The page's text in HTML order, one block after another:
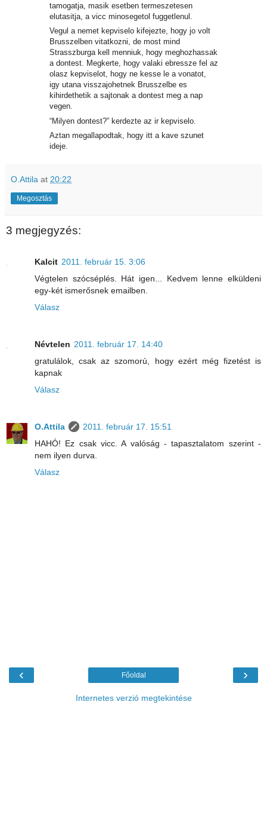
tamogatja, masik esetben termeszetesen
elutasitja, a vicc minosegetol fuggetlenul.
Vegul a nemet kepviselo kifejezte, hogy jo volt
Brusszelben vitatkozni, de most mind
Strasszburga kell menniuk, hogy meghozhassak
a dontest. Megkerte, hogy valaki ebressze fel az
olasz kepviselot, hogy ne kesse le a vonatot,
igy utana visszajohetnek Brusszelbe es
kihirdethetik a sajtonak a dontest meg a nap
vegen.
“Milyen dontest?” kerdezte az ir kepviselo.
Aztan megallapodtak, hogy itt a kave szunet
ideje.
O.Attila at 20:22
Megosztás
3 megjegyzés:
Kalcit 2011. február 15. 3:06
Végtelen szócséplés. Hát igen... Kedvem lenne elküldeni
egy-két ismerősnek emailben.
Válasz
Névtelen 2011. február 17. 14:40
gratulálok, csak az szomorú, hogy ezért még fizetést is
kapnak
Válasz
O.Attila
2011. február 17. 15:51
HAHÓ! Ez csak vicc. A valóság - tapasztalatom szerint -
nem ilyen durva.
Válasz
‹ ›
Főoldal
Internetes verzió megtekintése